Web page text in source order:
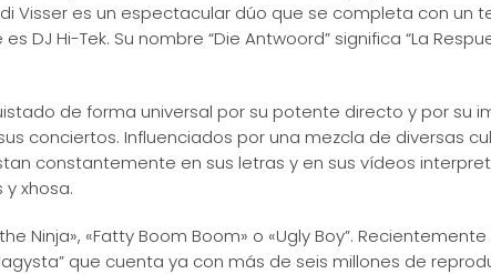
Visser es un espectacular dúo que se completa con un
Hi-Tek. Su nombre “Die Antwoord” significa “La
de forma universal por su potente directo y por su
conciertos. Influenciados por una mezcla de diversas
constantemente en sus letras y en sus vídeos
xhosa.
Ninja», «Fatty Boom Boom» o «Ugly Boy”.
que cuenta ya con más de seis millones de